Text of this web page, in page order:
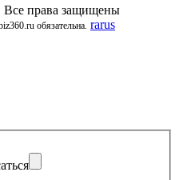
права защищены
обязательна. rarus